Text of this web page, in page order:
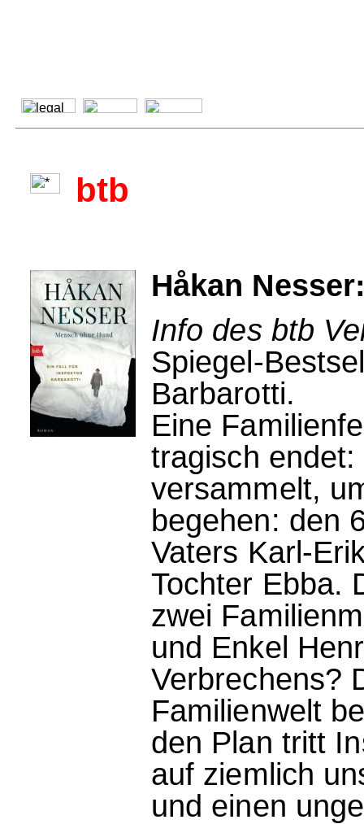
btb
Håkan
Info des btb
Spiegel-
Barbarotti.
Eine
tragisch
versammelt,
begehen: den
Vaters Karl-
Tochter Ebba.
zwei
und Enkel
Verbrechens?
Familienwelt
den Plan tritt
auf ziemlich
und einen